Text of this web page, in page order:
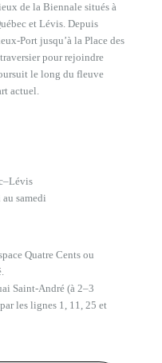
de la Biennale situés à
et Lévis. Depuis
Port jusqu’à la Place des
pour rejoindre
le long du fleuve
actuel.
samedi
Quatre Cents ou
Saint-André (à 2–3
les lignes 1, 11, 25 et